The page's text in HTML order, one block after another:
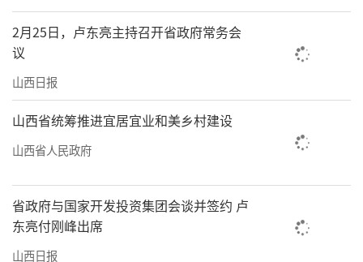
2月25日，卢东亮主持召开省政府常务会
议
山西日报
山西省统筹推进宜居宜业和美乡村建设
山西省人民政府
省政府与国家开发投资集团会谈并签约 卢
东亮付刚峰出席
山西日报